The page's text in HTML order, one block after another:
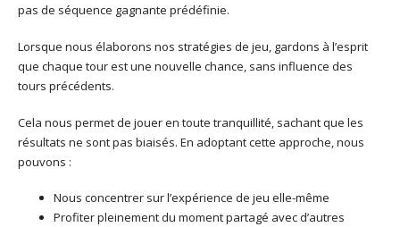
pas de séquence gagnante prédéfinie.
Lorsque nous élaborons nos stratégies de jeu, gardons à l’esprit
que chaque tour est une nouvelle chance, sans influence des
tours précédents.
Cela nous permet de jouer en toute tranquillité, sachant que les
résultats ne sont pas biaisés. En adoptant cette approche, nous
pouvons :
Nous concentrer sur l’expérience de jeu elle-même
Profiter pleinement du moment partagé avec d’autres